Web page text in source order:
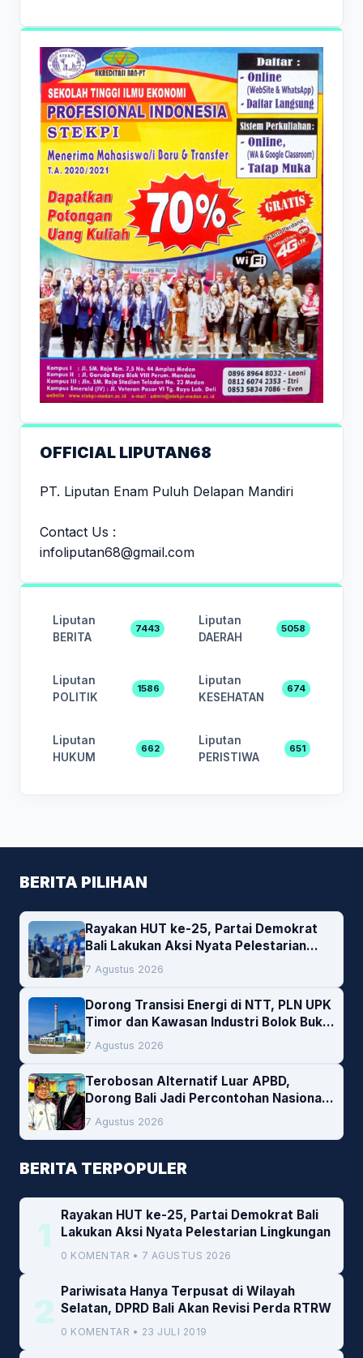
OFFICIAL LIPUTAN68
PT. Liputan Enam Puluh Delapan Mandiri
Contact Us :
infoliputan68@gmail.com
Liputan
BERITA
7443
Liputan
DAERAH
5058
Liputan
POLITIK
1586
Liputan
KESEHATAN
674
Liputan
HUKUM
662
Liputan
PERISTIWA
651
BERITA PILIHAN
Rayakan HUT ke-25, Partai Demokrat
Bali Lakukan Aksi Nyata Pelestarian
Lingkungan
7 Agustus 2026
Dorong Transisi Energi di NTT, PLN UPK
Timor dan Kawasan Industri Bolok Buka
Peluang Investasi Woodchip untuk
Cofiring PLTU Bolok
7 Agustus 2026
Terobosan Alternatif Luar APBD,
Dorong Bali Jadi Percontohan Nasional
Pembiayaan Daerah
7 Agustus 2026
BERITA TERPOPULER
1
Rayakan HUT ke-25, Partai Demokrat Bali
Lakukan Aksi Nyata Pelestarian Lingkungan
0 KOMENTAR • 7 AGUSTUS 2026
2
Pariwisata Hanya Terpusat di Wilayah
Selatan, DPRD Bali Akan Revisi Perda RTRW
0 KOMENTAR • 23 JULI 2019